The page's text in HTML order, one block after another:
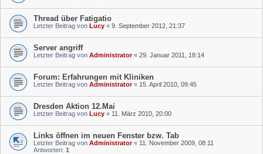
Thread über Fatigatio
Letzter Beitrag von Lucy « 9. September 2012, 21:37
Server angriff
Letzter Beitrag von Administrator« 29. Januar 2011, 18:14
Forum: Erfahrungen mit Kliniken
Letzter Beitrag von Administrator« 15. April 2010, 09:45
Dresden Aktion 12.Mai
Letzter Beitrag von Lucy « 11. März 2010, 20:00
Links öffnen im neuen Fenster bzw. Tab
Letzter Beitrag von Administrator« 11. November 2009, 08:11
Antworten: 1